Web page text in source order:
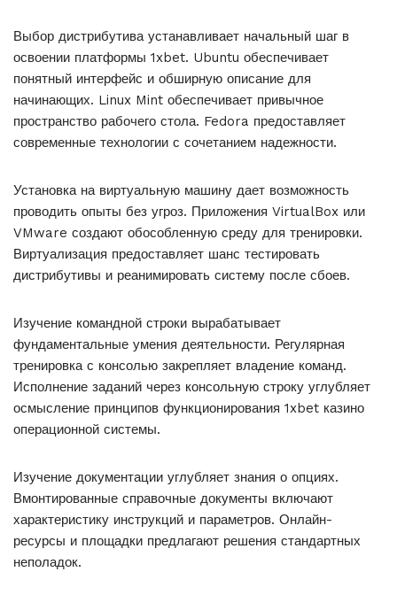
Выбор дистрибутива устанавливает начальный шаг в
освоении платформы 1xbet. Ubuntu обеспечивает
понятный интерфейс и обширную описание для
начинающих. Linux Mint обеспечивает привычное
пространство рабочего стола. Fedora предоставляет
современные технологии с сочетанием надежности.
Установка на виртуальную машину дает возможность
проводить опыты без угроз. Приложения VirtualBox или
VMware создают обособленную среду для тренировки.
Виртуализация предоставляет шанс тестировать
дистрибутивы и реанимировать систему после сбоев.
Изучение командной строки вырабатывает
фундаментальные умения деятельности. Регулярная
тренировка с консолью закрепляет владение команд.
Исполнение заданий через консольную строку углубляет
осмысление принципов функционирования 1xbet казино
операционной системы.
Изучение документации углубляет знания о опциях.
Вмонтированные справочные документы включают
характеристику инструкций и параметров. Онлайн-
ресурсы и площадки предлагают решения стандартных
неполадок.